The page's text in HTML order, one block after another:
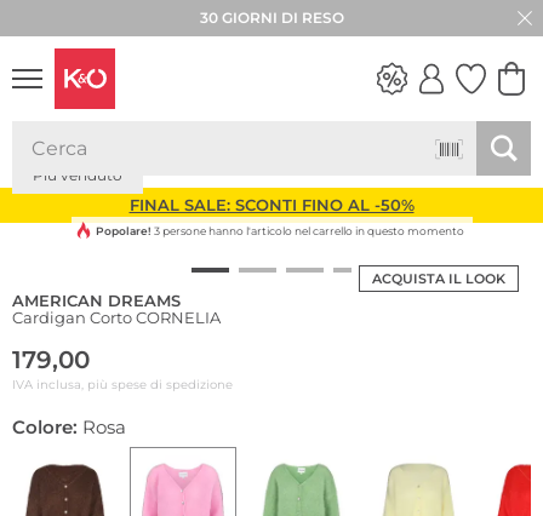
30 GIORNI DI RESO
LOOK
VIBES
FINAL SALE: SCONTI FINO AL -50%
ACQUISTA IL LOOK
Più venduto
Popolare! 3 persone hanno l'articolo nel carrello in questo momento
AMERICAN DREAMS
Cardigan Corto CORNELIA
179,00
IVA inclusa, più spese di spedizione
Colore: Rosa